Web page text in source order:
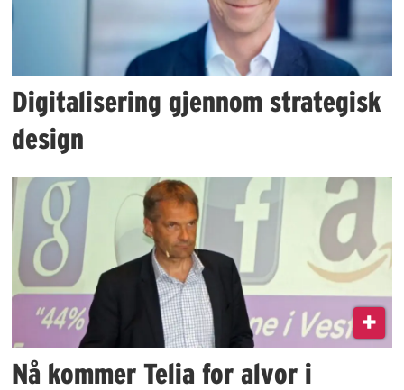
Digitalisering gjennom strategisk
design
Nå kommer Telia for alvor i